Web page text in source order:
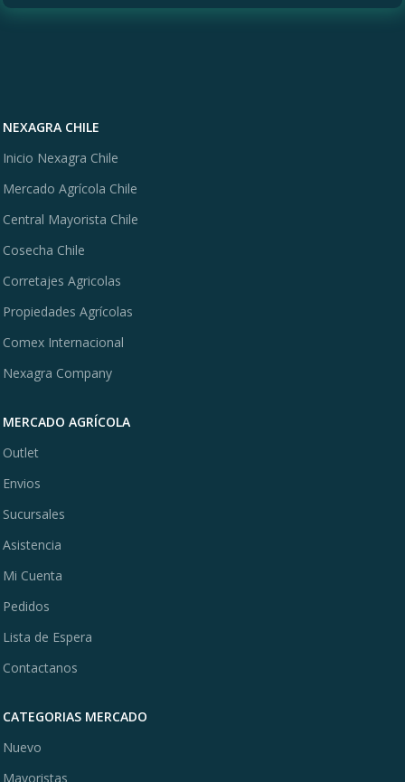
NEXAGRA CHILE
Inicio Nexagra Chile
Mercado Agrícola Chile
Central Mayorista Chile
Cosecha Chile
Corretajes Agricolas
Propiedades Agrícolas
Comex Internacional
Nexagra Company
MERCADO AGRÍCOLA
Outlet
Envios
Sucursales
Asistencia
Mi Cuenta
Pedidos
Lista de Espera
Contactanos
CATEGORIAS MERCADO
Nuevo
Mayoristas